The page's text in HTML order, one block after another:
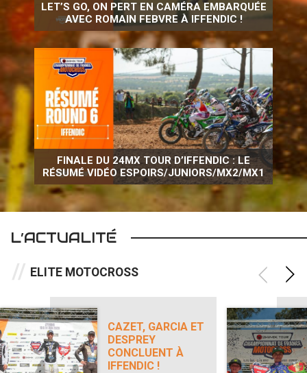
LET’S GO, ON PERT EN CAMÉRA EMBARQUÉE
AVEC ROMAIN FEBVRE À IFFENDIC !
FINALE DU 24MX TOUR D’IFFENDIC : LE
RÉSUMÉ VIDÉO ESPOIRS/JUNIORS/MX2/MX1
L’ACTUALITÉ
ELITE MOTOCROSS
CAZET, GARCIA ET
DESPREY
CONCLUENT À
IFFENDIC !